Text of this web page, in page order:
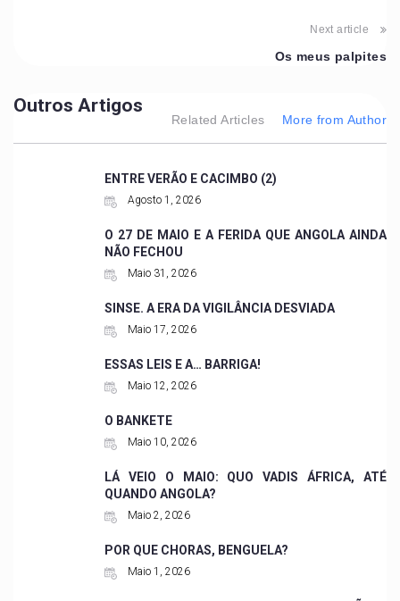
Next article
Os meus palpites
Outros Artigos
Related Articles More from Author
ENTRE VERÃO E CACIMBO (2)
Agosto 1, 2026
O 27 DE MAIO E A FERIDA QUE ANGOLA AINDA
NÃO FECHOU
Maio 31, 2026
SINSE. A ERA DA VIGILÂNCIA DESVIADA
Maio 17, 2026
ESSAS LEIS E A… BARRIGA!
Maio 12, 2026
O BANKETE
Maio 10, 2026
LÁ VEIO O MAIO: QUO VADIS ÁFRICA, ATÉ
QUANDO ANGOLA?
Maio 2, 2026
POR QUE CHORAS, BENGUELA?
Maio 1, 2026